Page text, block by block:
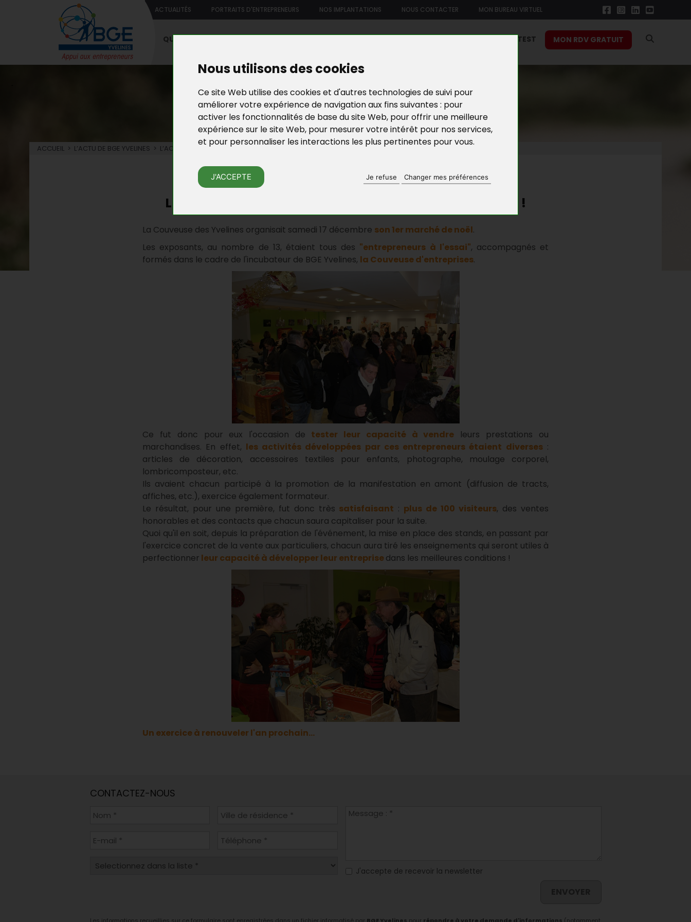
Nous utilisons des cookies
Ce site Web utilise des cookies et d'autres technologies de suivi pour
améliorer votre expérience de navigation aux fins suivantes : pour
activer les fonctionnalités de base du site Web, pour offrir une meilleure
expérience sur le site Web, pour mesurer votre intérêt pour nos services,
et pour personnaliser les interactions les plus pertinentes pour vous.
J'ACCEPTE Je refuse Changer mes préférences
ACTUALITÉS PORTRAITS D'ENTREPRENEURS NOS IMPLANTATIONS NOUS CONTACTER MON BUREAU VIRTUEL
QUI SOMMES-NOUS FONCTION TEST MON RDV GRATUIT
ACCUEIL > L’ACTU DE BGE YVELINES > L’ACTU DE LA COUVEUSE 78
L’ACTU DE BGE YVELINES
LE MARCHÉ DE NOËL DE LA COUVEUSE : UN VRAI SUCCÈS !
La Couveuse des Yvelines organisait samedi 17 décembre son 1er marché de noël.
Les exposants, au nombre de 13, étaient tous des "entrepreneurs à l'essai", accompagnés et
formés dans le cadre de l'incubateur de BGE Yvelines, la Couveuse d'entreprises.
Ce fut donc pour eux l'occasion de tester leur capacité à vendre leurs prestations ou
marchandises. En effet, les activités développées par ces entrepreneurs étaient diverses:
articles de décoration, accessoires textiles pour enfants, photographe, moulage corporel,
lombricomposteur, etc.
Ils avaient chacun participé à la promotion de la manifestation en amont (diffusion de tracts,
affiches, etc.), exercice également formateur.
Le résultat, pour une première, fut donc très satisfaisant : plus de 100 visiteurs, des ventes
honorables et des contacts que chacun saura capitaliser pour la suite.
Quoi qu'il en soit, depuis la préparation de l'événement, la mise en place des stands, en passant par
l'exercice concret de la vente aux particuliers, chacun aura tiré les enseignements qui seront utiles à
perfectionner leur capacité à développer leur entreprisedans les meilleures conditions !
Un exercice à renouveler l'an prochain...
CONTACTEZ-NOUS
J'accepte de recevoir la newsletter